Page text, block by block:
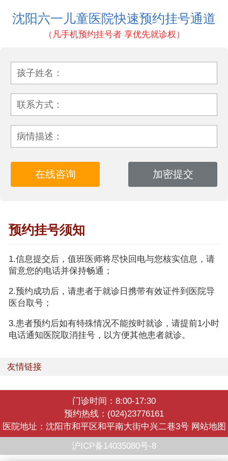
沈阳六一儿童医院快速预约挂号通道
（凡手机预约挂号者 享优先就诊权）
孩子姓名：
联系方式：
病情描述：
预约挂号须知
1.信息提交后，值班医师将尽快回电与您核实信息，请
留意您的电话并保持畅通；
2.预约成功后，请患者于就诊日携带有效证件到医院导
医台取号；
3.患者预约后如有特殊情况不能按时就诊，请提前1小时
电话通知医院取消挂号，以方便其他患者就诊。
友情链接
门诊时间：8:00-17:30
预约热线：(024)23776161
医院地址：沈阳市和平区和平南大街中兴二巷3号 网站地图
沪ICP备14035080号-8